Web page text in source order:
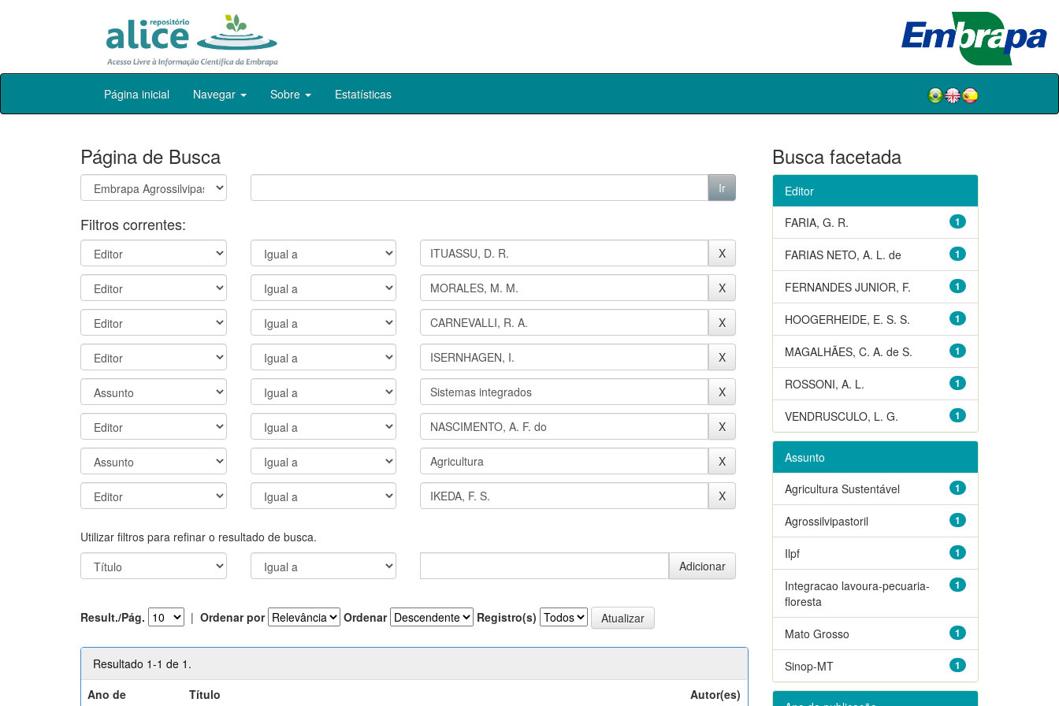
Skip
Página inicial Navegar Sobre Estatísticas
Página de Busca
Filtros correntes:
Utilizar filtros para refinar o resultado de busca.
Result./Pág. | Ordenar por Ordenar Registro(s)
Resultado 1-1 de 1.
Ano de
Título Autor(es)
Busca facetada
Editor
1
FARIA, G. R.
1
FARIAS NETO, A. L. de
1
FERNANDES JUNIOR, F.
1
HOOGERHEIDE, E. S. S.
1
MAGALHÃES, C. A. de S.
1
ROSSONI, A. L.
1
VENDRUSCULO, L. G.
Assunto
1
Agricultura Sustentável
1
Agrossilvipastoril
1
Ilpf
1
Integracao lavoura-pecuaria-
floresta
1
Mato Grosso
1
Sinop-MT